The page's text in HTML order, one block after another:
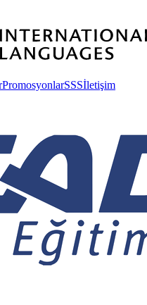
PromosyonlarSSSİletişim